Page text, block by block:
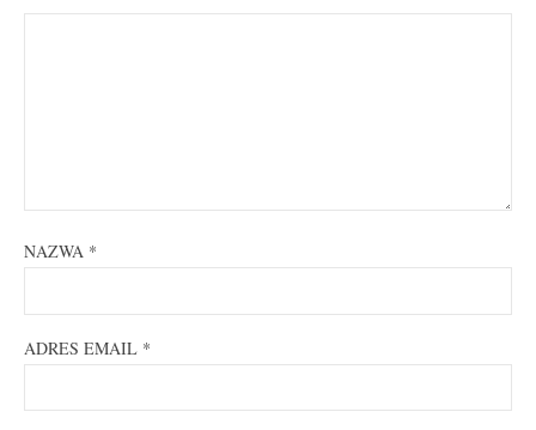
NAZWA *
ADRES EMAIL *